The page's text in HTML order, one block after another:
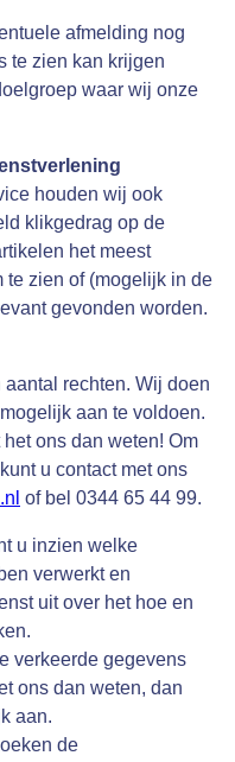
afmelding nog
te zien kan krijgen
waar wij onze
houden wij ook
klikgedrag op de
het meest
te zien of (mogelijk in de
gevonden worden.
rechten. Wij doen
aan te voldoen.
ons dan weten! Om
u contact met ons
of bel 0344 65 44 99.
u inzien welke
verwerkt en
uit over het hoe en
verkeerde gegevens
ons dan weten, dan
aan.
de